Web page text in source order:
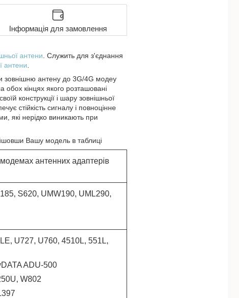
Інформація для замовлення
антени. Служить для з'єднання
антени.
зовнішню антену до 3G/4G модеу
кінцях якого розташовані
конструкції і шару зовнішньої
стійкість сигналу і повноцінне
які нерідко виникають при
Вашу модель в таблиці
антенних адаптерів
S620, UMW190, UML290,
U727, U760, 4510L, 551L,
ADU-500
W802